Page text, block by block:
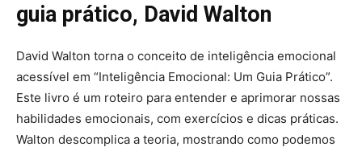
guia prático, David Walton
David Walton torna o conceito de inteligência emocional
acessível em “Inteligência Emocional: Um Guia Prático”.
Este livro é um roteiro para entender e aprimorar nossas
habilidades emocionais, com exercícios e dicas práticas.
Walton descomplica a teoria, mostrando como podemos